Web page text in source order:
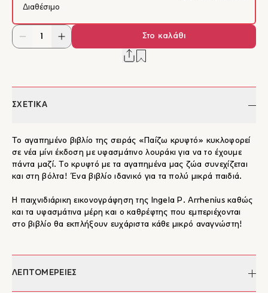
Διαθέσιμο
Στο καλάθι
ΣΧΕΤΙΚΑ
Το αγαπημένο βιβλίο της σειράς «Παίζω κρυφτό» κυκλοφορεί
σε νέα μίνι έκδοση με υφασμάτινο λουράκι για να το έχουμε
πάντα μαζί. Το κρυφτό με τα αγαπημένα μας ζώα συνεχίζεται
και στη βόλτα! Ένα βιβλίο ιδανικό για τα πολύ μικρά παιδιά.
Η παιχνιδιάρικη εικονογράφηση της Ingela P. Arrhenius καθώς
και τα υφασμάτινα μέρη και ο καθρέφτης που εμπεριέχονται
στo βιβλίo θα εκπλήξουν ευχάριστα κάθε μικρό αναγνώστη!
ΛΕΠΤΟΜΕΡΕΙΕΣ